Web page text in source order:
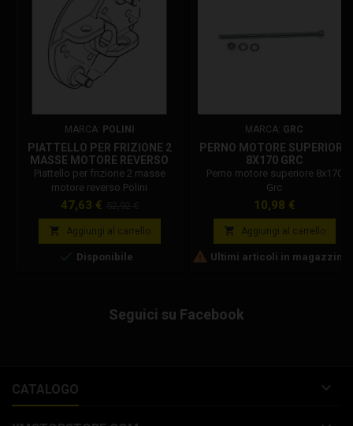
MARCA: POLINI
PIATTELLO PER FRIZIONE 2
MASSE MOTORE REVERSO
143.160.015
Piattello per frizione 2 masse
motore reverso Polini
Prezzo
47,63 €
base
 Aggiungi al carrello
 Disponibile
MARCA: GRC
PERNO MOTORE SUPERIORE
8X170 GRC
Perno motore superiore 8x170
Grc
Prezzo
10,98 €
 Aggiungi al carrello
 Ultimi articoli in magazzino
Seguici su Facebook
CATALOGO 